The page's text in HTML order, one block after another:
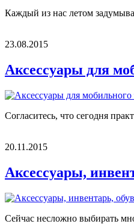
Каждый из нас летом
23.08.2015
Аксессуары для
Согласитесь, что сегодня
20.11.2015
Аксессуары,
Сейчас несложно выбирать